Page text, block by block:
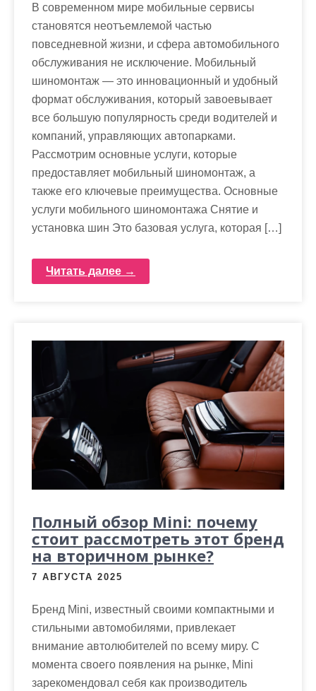
В современном мире мобильные сервисы
становятся неотъемлемой частью
повседневной жизни, и сфера автомобильного
обслуживания не исключение. Мобильный
шиномонтаж — это инновационный и удобный
формат обслуживания, который завоевывает
все большую популярность среди водителей и
компаний, управляющих автопарками.
Рассмотрим основные услуги, которые
предоставляет мобильный шиномонтаж, а
также его ключевые преимущества. Основные
услуги мобильного шиномонтажа Снятие и
установка шин Это базовая услуга, которая […]
Читать далее →
Полный обзор Mini: почему
стоит рассмотреть этот бренд
на вторичном рынке?
7 АВГУСТА 2025
Бренд Mini, известный своими компактными и
стильными автомобилями, привлекает
внимание автолюбителей по всему миру. С
момента своего появления на рынке, Mini
зарекомендовал себя как производитель